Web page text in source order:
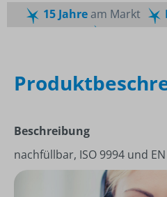
15 Jahream Markt
Beschreibung
nachfüllbar, ISO 9994 und